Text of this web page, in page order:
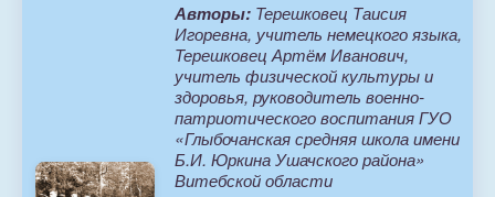
Авторы: Терешковец Таисия
Игоревна, учитель немецкого языка,
Терешковец Артём Иванович,
учитель физической культуры и
здоровья, руководитель военно-
патриотического воспитания ГУО
«Глыбочанская средняя школа имени
Б.И. Юркина Ушачского района»
Витебской области